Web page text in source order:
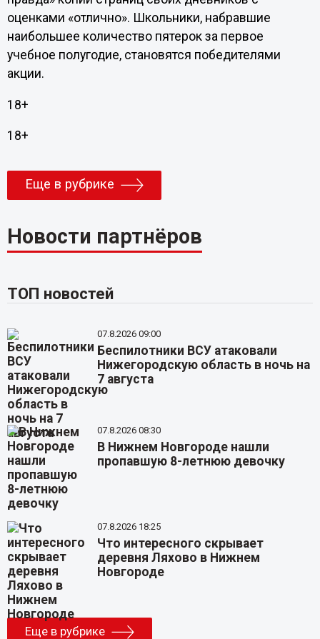
оценками «отлично». Школьники, набравшие
наибольшее количество пятерок за первое
учебное полугодие, становятся победителями
акции.
18+
18+
Еще в рубрике
Новости партнёров
ТОП новостей
07.8.2026 09:00
Беспилотники ВСУ атаковали
Нижегородскую область в ночь на
7 августа
07.8.2026 08:30
В Нижнем Новгороде нашли
пропавшую 8-летнюю девочку
07.8.2026 18:25
Что интересного скрывает
деревня Ляхово в Нижнем
Новгороде
Еще в рубрике